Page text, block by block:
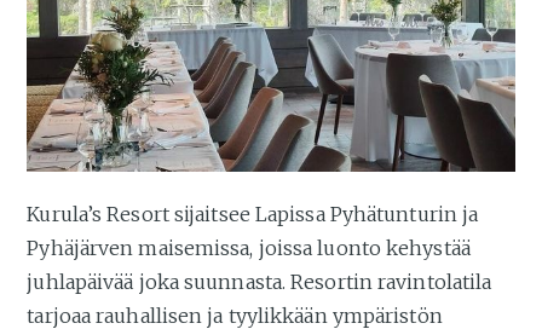
Kurula’s Resort sijaitsee Lapissa Pyhätunturin ja
Pyhäjärven maisemissa, joissa luonto kehystää
juhlapäivää joka suunnasta. Resortin ravintolatila
tarjoaa rauhallisen ja tyylikkään ympäristön